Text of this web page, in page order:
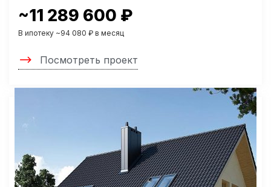
~11 289 600 ₽
В ипотеку ~94 080 ₽ в месяц
Посмотреть проект